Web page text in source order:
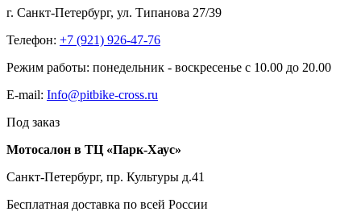
г. Санкт-Петербург, ул. Типанова 27/39
Телефон: +7 (921) 926-47-76
Режим работы: понедельник - воскресенье с 10.00 до 20.00
E-mail: Info@pitbike-cross.ru
Под заказ
Мотосалон в ТЦ «Парк-Хаус»
Санкт-Петербург, пр. Культуры д.41
Бесплатная доставка по всей России